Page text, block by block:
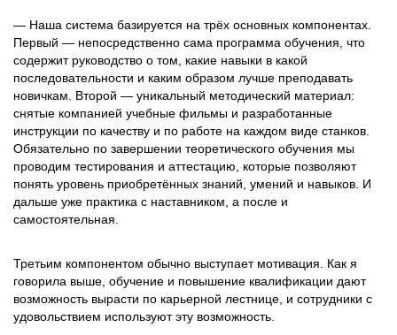
— Наша система базируется на трёх основных компонентах.
Первый — непосредственно сама программа обучения, что
содержит руководство о том, какие навыки в какой
последовательности и каким образом лучше преподавать
новичкам. Второй — уникальный методический материал:
снятые компанией учебные фильмы и разработанные
инструкции по качеству и по работе на каждом виде станков.
Обязательно по завершении теоретического обучения мы
проводим тестирования и аттестацию, которые позволяют
понять уровень приобретённых знаний, умений и навыков. И
дальше уже практика с наставником, а после и
самостоятельная.
Третьим компонентом обычно выступает мотивация. Как я
говорила выше, обучение и повышение квалификации дают
возможность вырасти по карьерной лестнице, и сотрудники с
удовольствием используют эту возможность.